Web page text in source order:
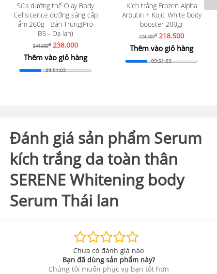
Sữa dưỡng thể Olay Body
Cellsicence dưỡng sáng cấp
ẩm 260g - Bản Trung(Pro
B5 - Dạ lan)
244.500đ 238.000
Thêm vào giỏ hàng
09:51:01
Kích trắng Frozen Alpha
Arbutin + Kojic White body
booster 200gr
224.500đ218.500
Thêm vào giỏ hàng
09:51:01
Đánh giá sản phẩm Serum
kích trắng da toàn thân
SERENE Whitening body
Serum Thái lan
Chưa có đánh giá nào
Bạn đã dùng sản phẩm này?
Chúng tôi muốn phục vụ bạn tốt hơn